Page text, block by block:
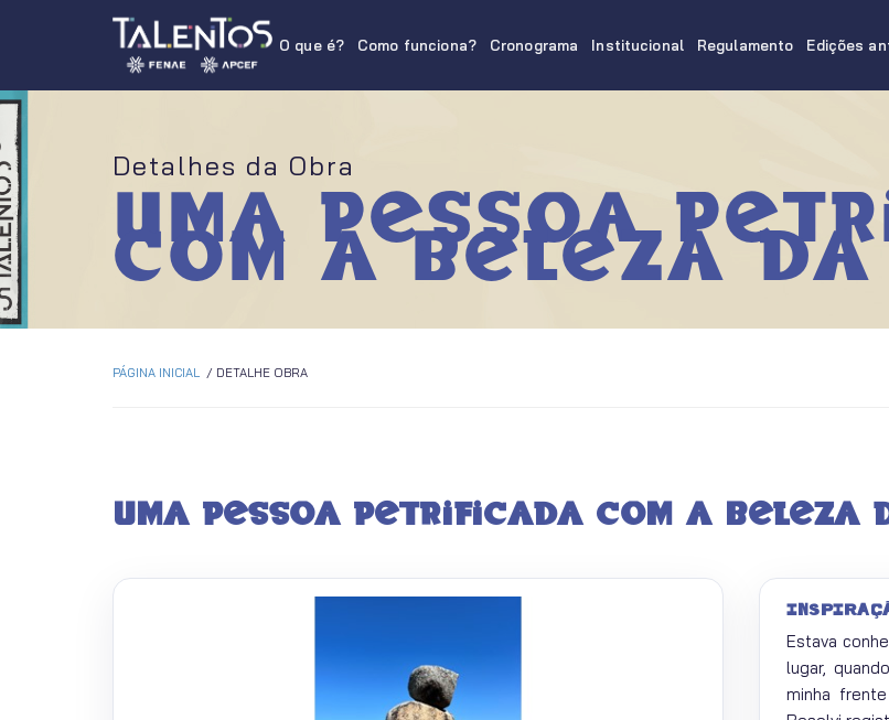
O que é? Como funciona? Cronograma Institucional Regulamento Edições
Detalhes da Obra
Uma pessoa
com a beleza da
PÁGINA INICIAL DETALHE OBRA
Uma pessoa petrificada com a beleza
Estava
lugar,
minha